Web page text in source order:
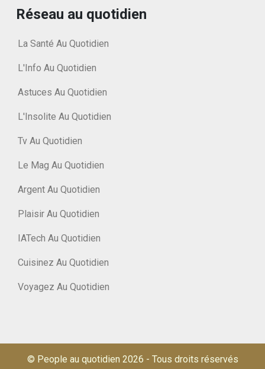
Réseau au quotidien
La Santé Au Quotidien
L'Info Au Quotidien
Astuces Au Quotidien
L'Insolite Au Quotidien
Tv Au Quotidien
Le Mag Au Quotidien
Argent Au Quotidien
Plaisir Au Quotidien
IATech Au Quotidien
Cuisinez Au Quotidien
Voyagez Au Quotidien
© People au quotidien 2026 - Tous droits réservés